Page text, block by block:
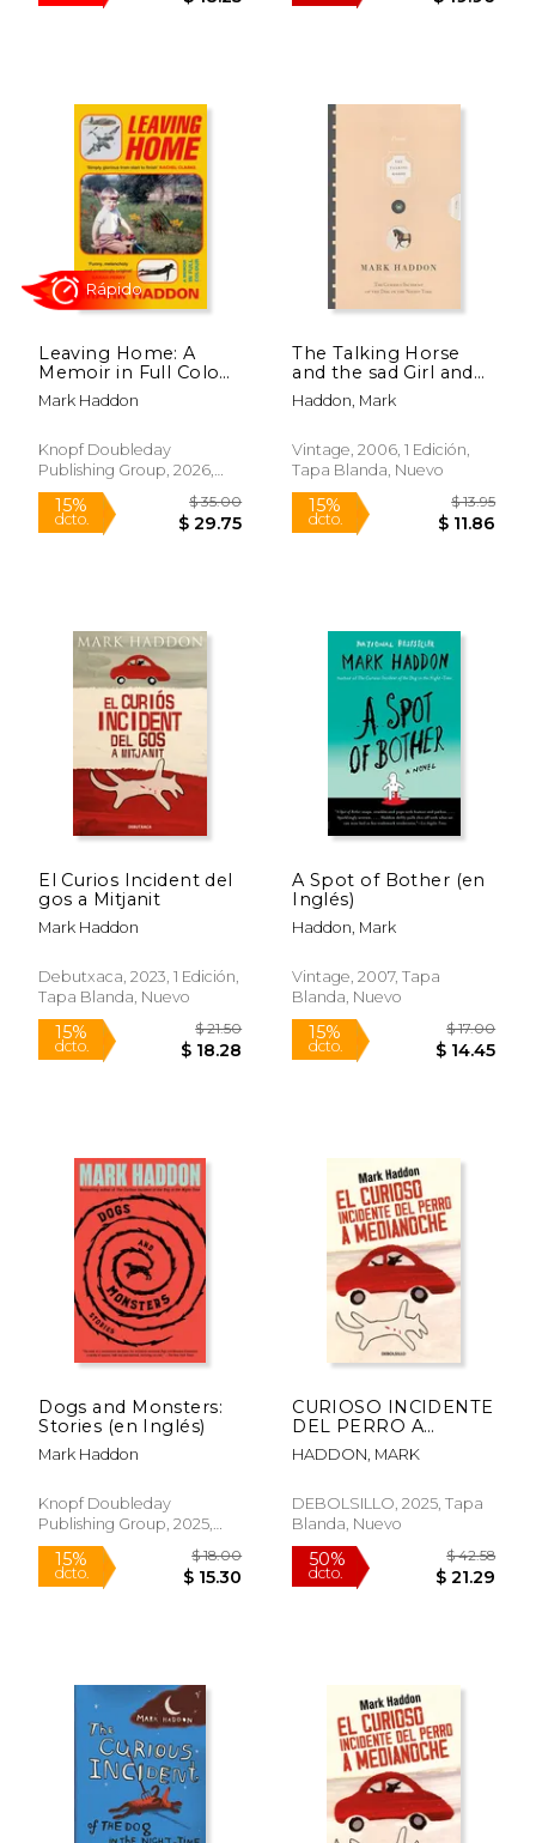
40%
dcto. $ 18.25
50%
dcto.
Leaving Home: A
Memoir in Full Colour
(en Inglés)
Mark Haddon
Knopf Doubleday
Publishing Group, 2026,
Tapa Dura, Nuevo
15%
dcto.
$ 35.00
$ 29.75
Rápido
The Talking Horse
and the sad Girl and
the Village Under the
Sea: Poems (en
Haddon, Mark
Vintage, 2006, 1 Edición,
Tapa Blanda, Nuevo
15%
dcto. $
El Curios Incident del
gos a Mitjanit
Mark Haddon
Debutxaca, 2023, 1 Edición,
Tapa Blanda, Nuevo
A Spot of Bother (en
Inglés)
Haddon, Mark
Vintage, 2007, Tapa
Blanda, Nuevo
Dogs and Monsters:
Stories (en Inglés)
Mark Haddon
Knopf Doubleday
Publishing Group, 2025,
Tapa Blanda, Nuevo
CURIOSO INCIDENTE
DEL PERRO A
MEDIANOCH
HADDON, MARK
DEBOLSILLO, 2025, Tapa
Blanda, Nuevo